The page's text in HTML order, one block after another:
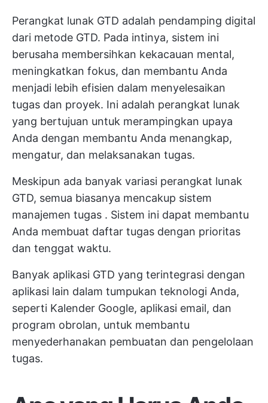
Perangkat lunak GTD adalah pendamping digital
dari metode GTD. Pada intinya, sistem ini
berusaha membersihkan kekacauan mental,
meningkatkan fokus, dan membantu Anda
menjadi lebih efisien dalam menyelesaikan
tugas dan proyek. Ini adalah perangkat lunak
yang bertujuan untuk merampingkan upaya
Anda dengan membantu Anda menangkap,
mengatur, dan melaksanakan tugas.
Meskipun ada banyak variasi perangkat lunak
GTD, semua biasanya mencakup sistem
manajemen tugas . Sistem ini dapat membantu
Anda membuat daftar tugas dengan prioritas
dan tenggat waktu.
Banyak aplikasi GTD yang terintegrasi dengan
aplikasi lain dalam tumpukan teknologi Anda,
seperti Kalender Google, aplikasi email, dan
program obrolan, untuk membantu
menyederhanakan pembuatan dan pengelolaan
tugas.